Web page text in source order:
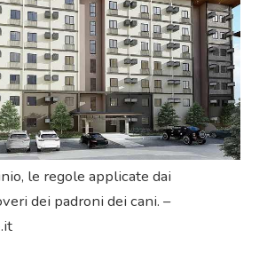
le regole applicate dai
dei padroni dei cani. –